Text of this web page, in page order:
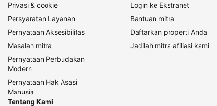
Privasi & cookie
Persyaratan Layanan
Pernyataan Aksesibilitas
Masalah mitra
Pernyataan Perbudakan
Modern
Pernyataan Hak Asasi
Manusia
Login ke Ekstranet
Bantuan mitra
Daftarkan properti Anda
Jadilah mitra afiliasi kami
Tentang Kami